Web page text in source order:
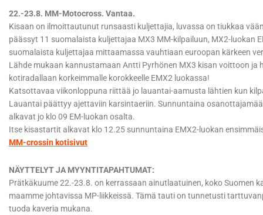
22.-23.8. MM-Motocross. Vantaa.
Kisaan on ilmoittautunut runsaasti kuljettajia, luvassa on tiukkaa
päässyt 11 suomalaista kuljettajaa MX3 MM-kilpailuun, MX2-luokan
suomalaista kuljettajaa mittaamassa vauhtiaan euroopan kärkeen
Lähde mukaan kannustamaan Antti Pyrhönen MX3 kisan voittoon ja
kotiradallaan korkeimmalle korokkeelle EMX2 luokassa!
Katsottavaa viikonloppuna riittää jo lauantai-aamusta lähtien kun
Lauantai päättyy ajettaviin karsintaeriin. Sunnuntaina
alkavat jo klo 09 EM-luokan osalta.
Itse kisastartit alkavat klo 12.25 sunnuntaina EMX2-luokan
MM-crossin kotisivut
NÄYTTELYT JA MYYNTITAPAHTUMAT:
Prätkäkuume 22.-23.8. on kerrassaan ainutlaatuinen, koko Suomen
maamme johtavissa MP-liikkeissä. Tämä tauti on tunnetusti
tuoda kaveria mukana.